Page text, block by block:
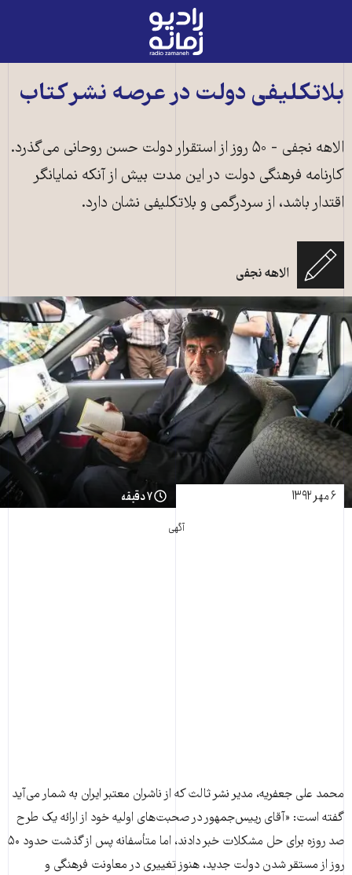
رادیو
زمانه
بلاتکلیفی دولت در عرصه نشر کتاب
الاهه نجفی - ۵۰ روز از استقرار دولت حسن روحانی می‌گذرد.
کارنامه فرهنگی دولت در این مدت بیش از آنکه نمایانگر
اقتدار باشد، از سردرگمی و بلاتکلیفی نشان دارد.
الاهه نجفی
۶ مهر ۱۳۹۲ ۷ دقیقه
آگهی
محمد علی جعفریه، مدیر نشر ثالث که از ناشران معتبر ایران به شمار می‌آید
گفته است: «آقای رییس‌جمهور در صحبت‌های اولیه‌ خود از ارائه‌ یک طرح
صد روزه برای حل مشکلات خبر دادند، اما متأسفانه پس از گذشت حدود ۵۰
روز از مستقر شدن دولت جدید، هنوز تغییری در معاونت فرهنگی و